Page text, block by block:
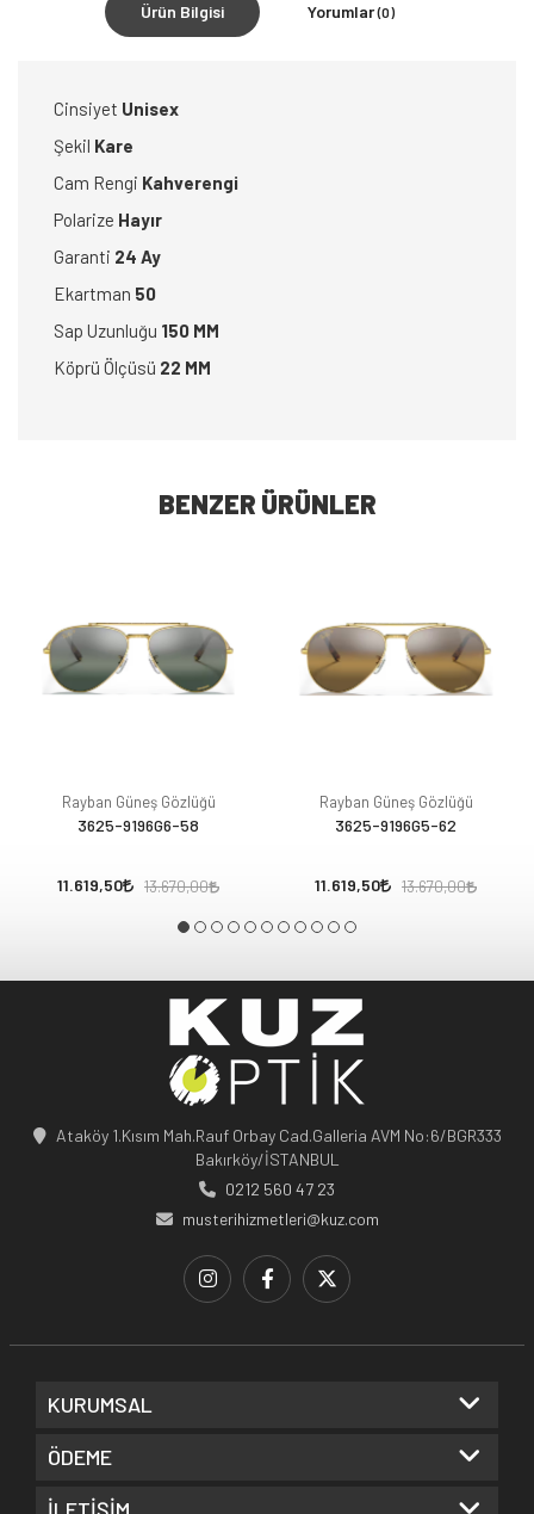
Ürün Bilgisi Yorumlar(0)
Cinsiyet Unisex
Şekil Kare
Cam Rengi Kahverengi
Polarize Hayır
Garanti 24 Ay
Ekartman 50
Sap Uzunluğu 150 MM
Köprü Ölçüsü 22 MM
BENZER ÜRÜNLER
Rayban Güneş Gözlüğü
3625-9196G6-58
11.619,50 13.670,00
Rayban Güneş Gözlüğü
3625-9196G5-62
11.619,50 13.670,00
Ataköy 1.Kısım Mah.Rauf Orbay Cad.Galleria AVM No:6/BGR333
Bakırköy/İSTANBUL
0212 560 47 23
musterihizmetleri@kuz.com
KURUMSAL
ÖDEME